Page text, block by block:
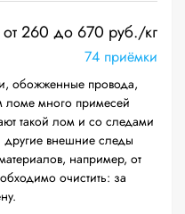
от 260 до 670 руб./кг
74 приёмки
обожженные провода,
ломе много примесей
такой лом и со следами
другие внешние следы
например, от
очистить: за